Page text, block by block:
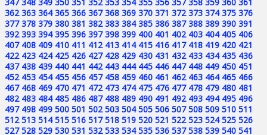
362 363 364 365 366 367 368 369 370 371 372 373 374 375 376
377 378 379 380 381 382 383 384 385 386 387 388 389 390 391
392 393 394 395 396 397 398 399 400 401 402 403 404 405 406
407 408 409 410 411 412 413 414 415 416 417 418 419 420 421
422 423 424 425 426 427 428 429 430 431 432 433 434 435 436
437 438 439 440 441 442 443 444 445 446 447 448 449 450 451
452 453 454 455 456 457 458 459 460 461 462 463 464 465 466
467 468 469 470 471 472 473 474 475 476 477 478 479 480 481
482 483 484 485 486 487 488 489 490 491 492 493 494 495 496
497 498 499 500 501 502 503 504 505 506 507 508 509 510 511
512 513 514 515 516 517 518 519 520 521 522 523 524 525 526
527 528 529 530 531 532 533 534 535 536 537 538 539 540 541